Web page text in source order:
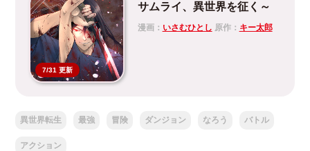
7/31 更新
サムライ、異世界を征く～
漫画： いさむひとし 原作： キー太郎
異世界転生 最強 冒険 ダンジョン なろう バトル
アクション